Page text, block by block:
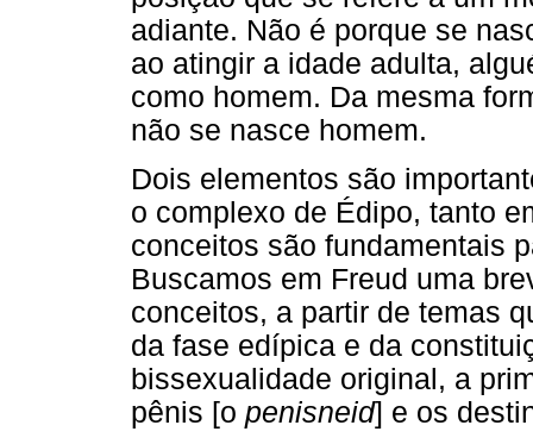
adiante. Não é porque se
ao atingir a idade adulta,
como homem. Da mesma
não se nasce homem.
Dois elementos são
o complexo de Édipo, tanto
conceitos são fundamentais
Buscamos em Freud uma
conceitos, a partir de temas
da fase edípica e da
bissexualidade original, a
pênis [o penisneid] e os